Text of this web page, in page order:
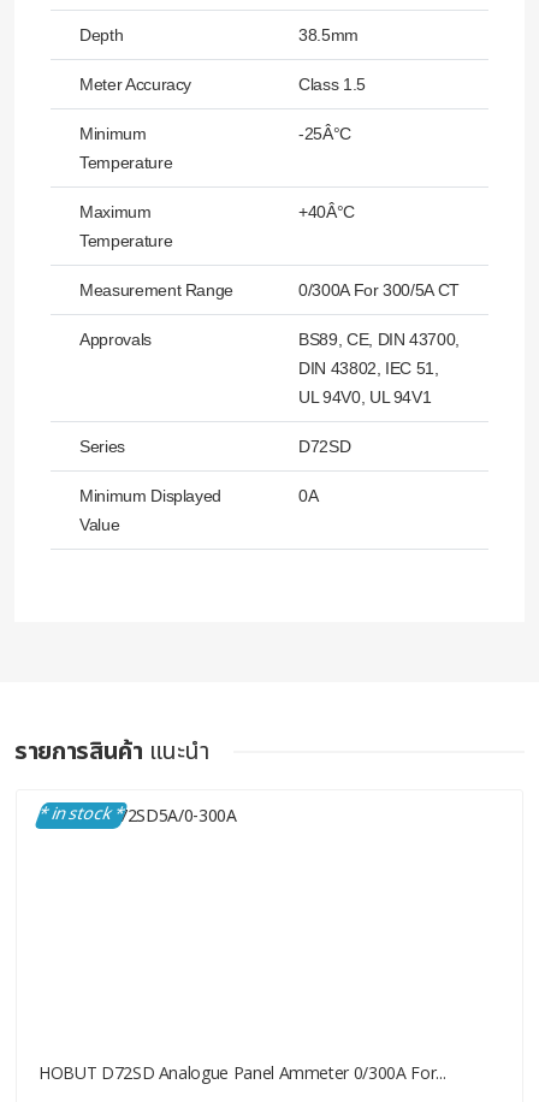
Depth 38.5mm
Meter Accuracy Class 1.5
Minimum
Temperature
-25Â°C
Maximum
Temperature
+40Â°C
Measurement Range 0/300A For 300/5A CT
Approvals
BS89, CE, DIN 43700,
DIN 43802, IEC 51,
UL 94V0, UL 94V1
Series D72SD
Minimum Displayed
Value
0A
รายการสินค้า แนะนำ
* in stock *
HOBUT D72SD Analogue Panel Ammeter 0/300A For...